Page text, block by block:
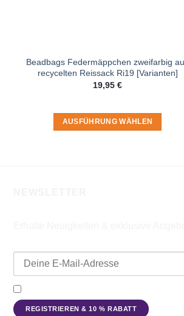
Beadbags Federmäppchen zweifarbig
recycelten Reissack Ri19 [Varianten]
19,95 €
AUSFÜHRUNG WÄHLEN
auf
der
gewählt